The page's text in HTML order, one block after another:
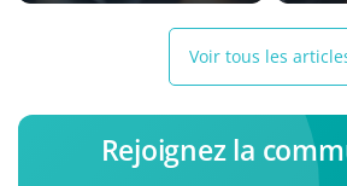
Voir tous les
Rejoignez la